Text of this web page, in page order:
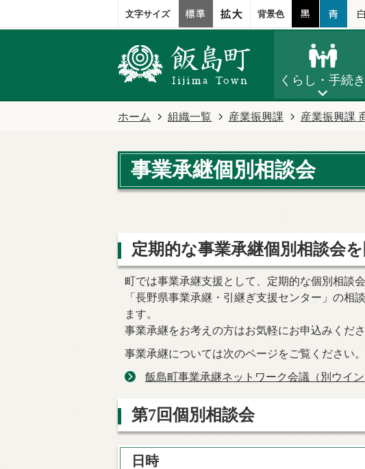
文字サイズ 背景色
くらし・手続き
ホーム 組織一覧 産業振興課 産業振興課
事業承継個別相談会
定期的な事業承継個別相談会
町では事業承継支援として、定期的な個別相談
「長野県事業承継・引継ぎ支援センター」の
ます。
事業承継をお考えの方はお気軽にお申込みくださ
事業承継については次のページをご覧ください。
飯島町事業承継ネットワーク会議（別ウイン
第7回個別相談会
日時